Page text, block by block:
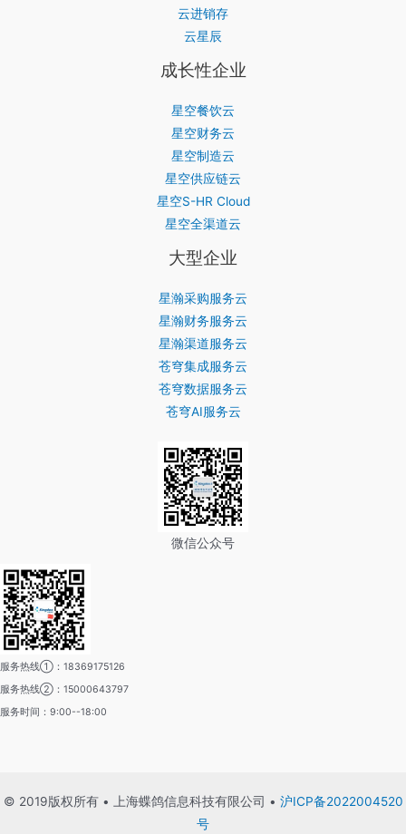
云进销存
云星辰
成长性企业
星空餐饮云
星空财务云
星空制造云
星空供应链云
星空S-HR Cloud
星空全渠道云
大型企业
星瀚采购服务云
星瀚财务服务云
星瀚渠道服务云
苍穹集成服务云
苍穹数据服务云
苍穹AI服务云
微信公众号
服务热线①：18369175126
服务热线②：15000643797
服务时间：9:00--18:00
© 2019版权所有 • 上海蝶鸽信息科技有限公司 • 沪ICP备2022004520
号